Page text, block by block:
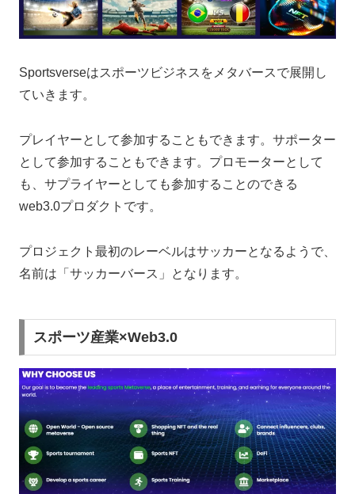
Sportsverseはスポーツビジネスをメタバースで展開し
ていきます。
プレイヤーとして参加することもできます。サポーター
として参加することもできます。プロモーターとして
も、サプライヤーとしても参加することのできる
web3.0プロダクトです。
プロジェクト最初のレーベルはサッカーとなるようで、
名前は「サッカーバース」となります。
スポーツ産業×Web3.0